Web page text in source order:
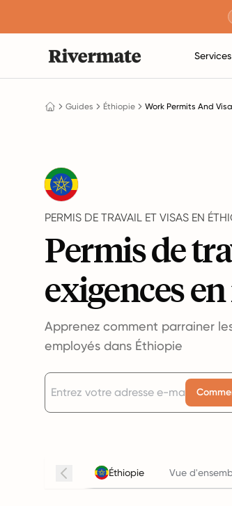
Services
Guides Éthiopie Work Permits And
PERMIS DE TRAVAIL ET VISAS EN
Permis de
exigences
Apprenez comment parrainer
employés dans Éthiopie
Éthiopie Vue